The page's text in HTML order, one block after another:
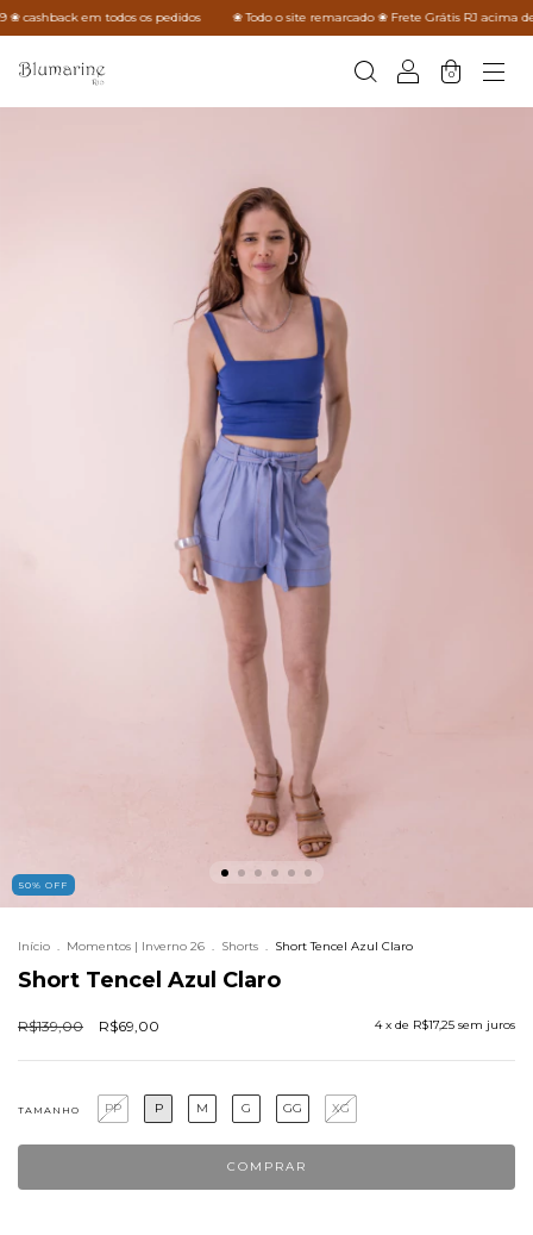
em todos os pedidos ❀ Todo o site remarcado ❀ Frete Grátis RJ acima de
0
50% OFF
Início . Momentos | Inverno 26 . Shorts . Short Tencel Azul Claro
Short Tencel Azul Claro
R$139,00 R$69,00 4 x de R$17,25 sem juros
TAMANHO PP P M G GG XG